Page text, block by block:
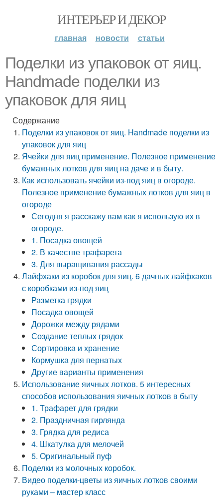
ИНТЕРЬЕР И ДЕКОР
главная новости статьи
Поделки из упаковок от яиц.
Handmade поделки из
упаковок для яиц
Содержание
Поделки из упаковок от яиц. Handmade поделки из
упаковок для яиц
Ячейки для яиц применение. Полезное применение
бумажных лотков для яиц на даче и в быту.
Как использовать ячейки из-под яиц в огороде.
Полезное применение бумажных лотков для яиц в
огороде
Сегодня я расскажу вам как я использую их в
огороде.
1. Посадка овощей
2. В качестве трафарета
3. Для выращивания рассады
Лайфхаки из коробок для яиц. 6 дачных лайфхаков
с коробками из-под яиц
Разметка грядки
Посадка овощей
Дорожки между рядами
Создание теплых грядок
Сортировка и хранение
Кормушка для пернатых
Другие варианты применения
Использование яичных лотков. 5 интересных
способов использования яичных лотков в быту
1. Трафарет для грядки
2. Праздничная гирлянда
3. Грядка для редиса
4. Шкатулка для мелочей
5. Оригинальный пуф
Поделки из молочных коробок.
Видео поделки-цветы из яичных лотков своими
руками – мастер класс